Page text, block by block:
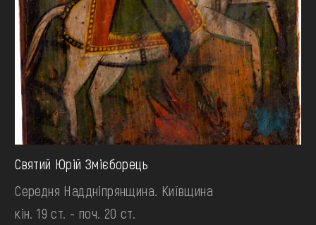
Святий Юрій Змієборець
Середня Наддніпрянщина. Київщина
кін. 19 ст. - поч. 20 ст.